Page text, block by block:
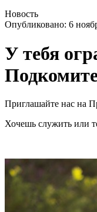
Новость
Опубликовано: 6
У тебя
Приглашайте нас на
Хочешь служить или